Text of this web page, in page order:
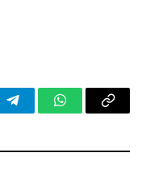
TelegramWhatsApp
Copy